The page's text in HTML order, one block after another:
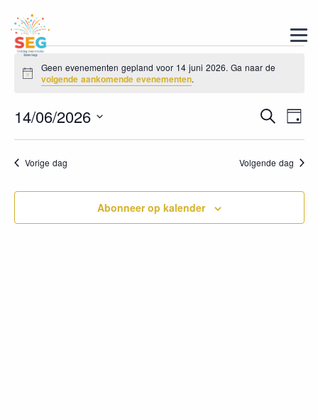
Bericht
Geen evenementen gepland voor 14 juni 2026. Ga naar de
volgende aankomende evenementen.
en
Zoeken
Dag
14/06/2026
Selecteer
eenVorige dag Volgende dag
Abonneer op kalender